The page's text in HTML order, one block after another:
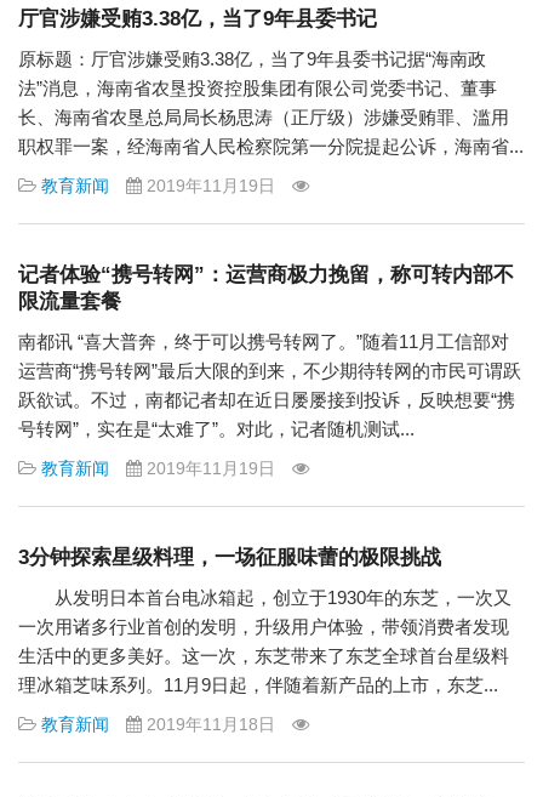
厅官涉嫌受贿3.38亿，当了9年县委书记
原标题：厅官涉嫌受贿3.38亿，当了9年县委书记据“海南政
法”消息，海南省农垦投资控股集团有限公司党委书记、董事
长、海南省农垦总局局长杨思涛（正厅级）涉嫌受贿罪、滥用
职权罪一案，经海南省人民检察院第一分院提起公诉，海南省...
教育新闻 2019年11月19日
记者体验“携号转网”：运营商极力挽留，称可转内部不
限流量套餐
南都讯 “喜大普奔，终于可以携号转网了。”随着11月工信部对
运营商“携号转网”最后大限的到来，不少期待转网的市民可谓跃
跃欲试。不过，南都记者却在近日屡屡接到投诉，反映想要“携
号转网”，实在是“太难了”。对此，记者随机测试...
教育新闻 2019年11月19日
3分钟探索星级料理，一场征服味蕾的极限挑战
从发明日本首台电冰箱起，创立于1930年的东芝，一次又
一次用诸多行业首创的发明，升级用户体验，带领消费者发现
生活中的更多美好。这一次，东芝带来了东芝全球首台星级料
理冰箱芝味系列。11月9日起，伴随着新产品的上市，东芝...
教育新闻 2019年11月18日